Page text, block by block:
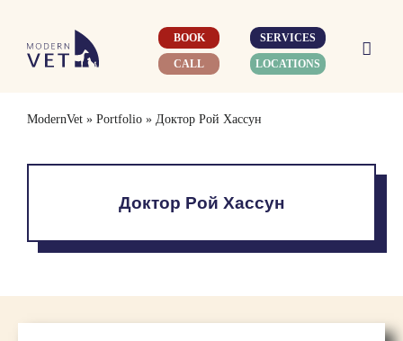
content
BOOK
CALL
SERVICES
LOCATIONS
ModernVet» Portfolio» Доктор Рой Хассун
Доктор Рой Хассун